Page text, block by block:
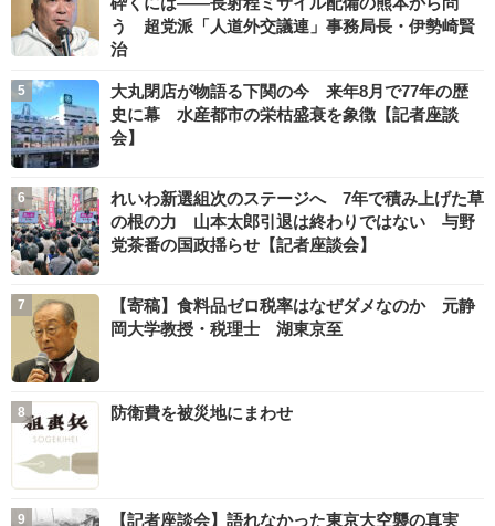
う 超党派「人道外交議連」事務局長・伊勢崎賢
治
大丸閉店が物語る下関の今 来年8月で77年の歴
史に幕 水産都市の栄枯盛衰を象徴【記者座談
会】
れいわ新選組次のステージへ 7年で積み上げた草
の根の力 山本太郎引退は終わりではない 与野
党茶番の国政揺らせ【記者座談会】
【寄稿】食料品ゼロ税率はなぜダメなのか 元静
岡大学教授・税理士 湖東京至
防衛費を被災地にまわせ
【記者座談会】語れなかった東京大空襲の真実